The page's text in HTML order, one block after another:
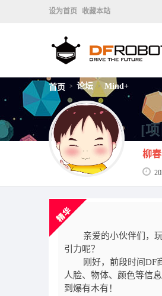
设为首页 收藏本站
首页 > 论坛 > Mind+
[
柳
亲爱的小伙伴们，玩
引力呢？
刚好，前段时间DF商
人脸、物体、颜色等信
到爆有木有！